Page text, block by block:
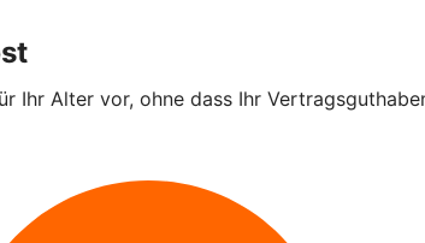
Ihr Alter vor, ohne dass Ihr